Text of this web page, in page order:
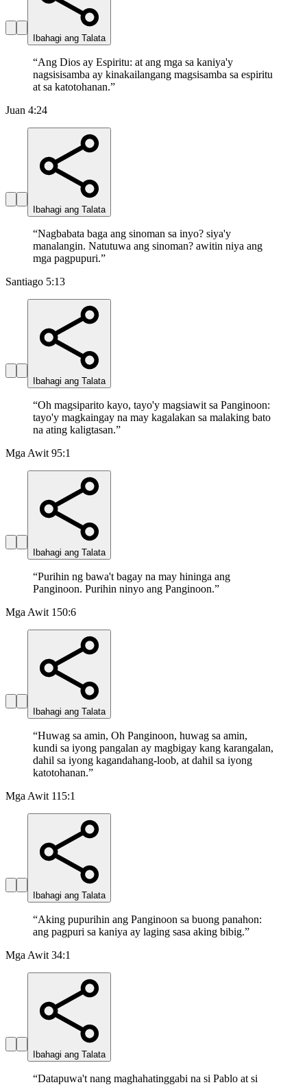
Ibahagi ang Talata
“Ang Dios ay Espiritu: at ang mga sa kaniya'y
nagsisisamba ay kinakailangang magsisamba sa espiritu
at sa katotohanan.”
Juan 4:24
Ibahagi ang Talata
“Nagbabata baga ang sinoman sa inyo? siya'y
manalangin. Natutuwa ang sinoman? awitin niya ang
mga pagpupuri.”
Santiago 5:13
Ibahagi ang Talata
“Oh magsiparito kayo, tayo'y magsiawit sa Panginoon:
tayo'y magkaingay na may kagalakan sa malaking bato
na ating kaligtasan.”
Mga Awit 95:1
Ibahagi ang Talata
“Purihin ng bawa't bagay na may hininga ang
Panginoon. Purihin ninyo ang Panginoon.”
Mga Awit 150:6
Ibahagi ang Talata
“Huwag sa amin, Oh Panginoon, huwag sa amin,
kundi sa iyong pangalan ay magbigay kang karangalan,
dahil sa iyong kagandahang-loob, at dahil sa iyong
katotohanan.”
Mga Awit 115:1
Ibahagi ang Talata
“Aking pupurihin ang Panginoon sa buong panahon:
ang pagpuri sa kaniya ay laging sasa aking bibig.”
Mga Awit 34:1
Ibahagi ang Talata
“Datapuwa't nang maghahatinggabi na si Pablo at si